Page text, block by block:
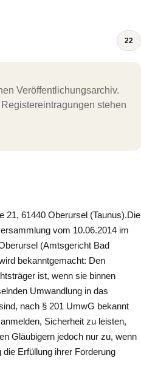
22
Veröffentlichungsarchiv.
stehen
21, 61440 Oberursel (Taunus).Die
vom 10.06.2014 im
(Amtsgericht Bad
bekanntgemacht: Den
ist, wenn sie binnen
Umwandlung in das
nach § 201 UmwG bekannt
Sicherheit zu leisten,
Gläubigern jedoch nur zu, wenn
Erfüllung ihrer Forderung